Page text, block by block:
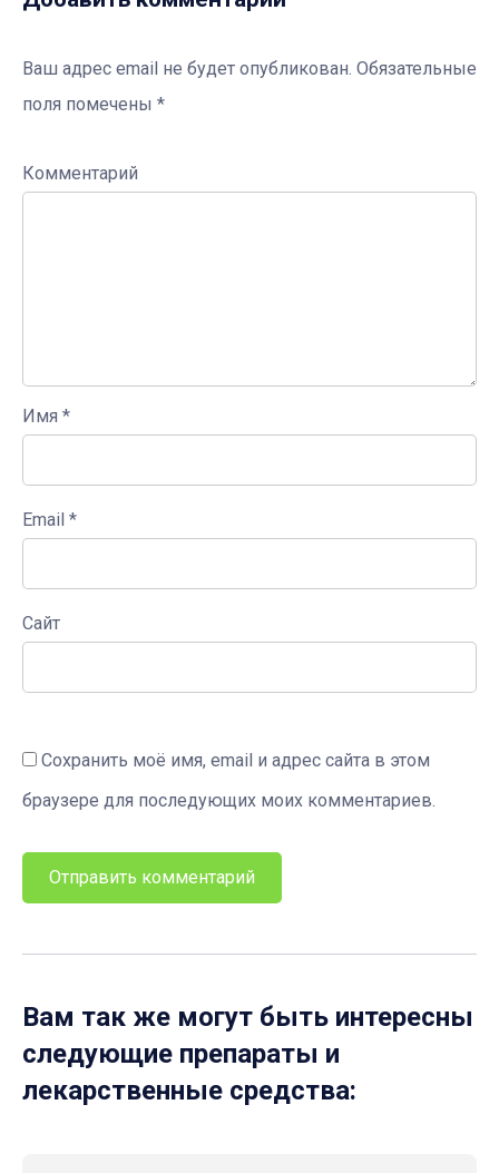
Ваш адрес email не будет опубликован. Обязательные
поля помечены *
Комментарий
Имя *
Email *
Сайт
Сохранить моё имя, email и адрес сайта в этом
браузере для последующих моих комментариев.
Вам так же могут быть интересны
следующие препараты и
лекарственные средства: